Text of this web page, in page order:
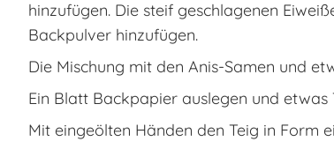
hinzufügen. Die steif geschlagenen
Backpulver hinzufügen.
Die Mischung mit den Anis-Samen und
Ein Blatt Backpapier auslegen und etwas
Mit eingeölten Händen den Teig in Form